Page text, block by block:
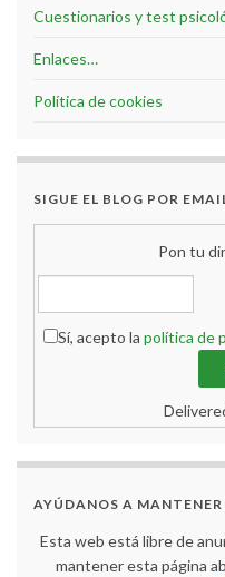
Cuestionarios y test
Enlaces…
Política de cookies
SIGUE EL BLOG POR
Pon tu
Sí, acepto la política de
AYÚDANOS A
Esta web está libre de
mantener esta página